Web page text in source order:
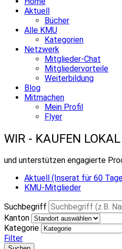
Aktuell
Bücher
Alle KMU
Kategorien
Netzwerk
Mitglieder-Chat
Mitgliedervorteile
Weiterbildung
Blog
Mitmachen
Mein Profil
Flyer
WIR - KAUFEN
und unterstützen engagierte
Aktuell (Inserat für 60
KMU-Mitglieder
Suchbegriff
Kanton
Kategorie
Filter